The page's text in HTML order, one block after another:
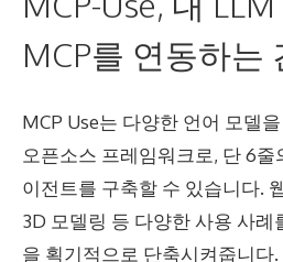
MCP를 연동하는
MCP Use는 다양한 언어 모델
오픈소스 프레임워크로, 단 6줄
이전트를 구축할 수 있습니다.
3D 모델링 등 다양한 사용 사례
을 획기적으로 단축시켜줍니다.